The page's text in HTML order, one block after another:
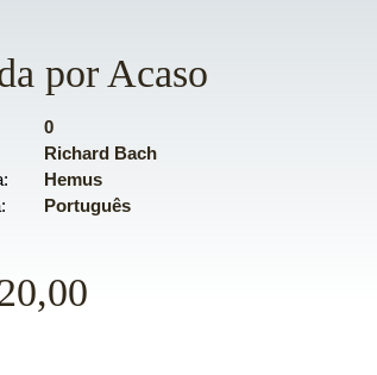
por Acaso
0
Richard Bach
Hemus
Português